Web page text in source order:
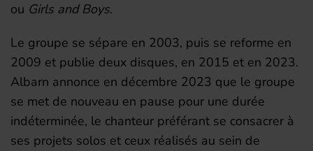
ou Girls and Boys.
Le groupe se sépare en 2003, puis se reforme en
2009 et publie deux disques, en 2015 et en 2023.
Albarn annonce en décembre 2023 que le groupe
se met de nouveau en pause pour une durée
indéterminée, le chanteur préférant se consacrer à
ses projets solos et ceux réalisés au sein de